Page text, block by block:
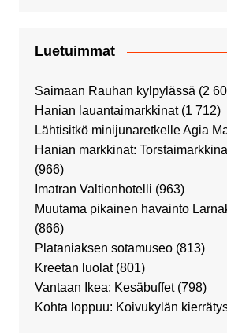
Luetuimmat
Saimaan Rauhan kylpylässä (2
Hanian lauantaimarkkinat (1 712)
Lähtisitkö minijunaretkelle Agia
Hanian markkinat:
(966)
Imatran Valtionhotelli (963)
Muutama pikainen havainto
(866)
Plataniaksen sotamuseo (813)
Kreetan luolat (801)
Vantaan Ikea: Kesäbuffet (798)
Kohta loppuu: Koivukylän